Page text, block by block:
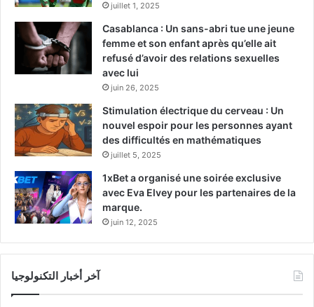
juillet 1, 2025
Casablanca : Un sans-abri tue une jeune
femme et son enfant après qu’elle ait
refusé d’avoir des relations sexuelles
avec lui
juin 26, 2025
Stimulation électrique du cerveau : Un
nouvel espoir pour les personnes ayant
des difficultés en mathématiques
juillet 5, 2025
1xBet a organisé une soirée exclusive
avec Eva Elvey pour les partenaires de la
marque.
juin 12, 2025
آخر أخبار التكنولوجيا